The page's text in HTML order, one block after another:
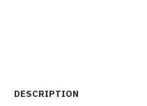
DESCRIPTION